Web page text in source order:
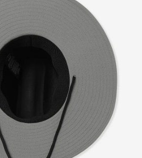
이코 라이프 하